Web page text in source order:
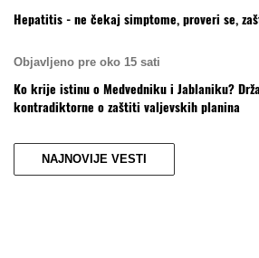
Hepatitis - ne čekaj simptome, proveri se,
Objavljeno pre oko 15 sati
Ko krije istinu o Medvedniku i Jablaniku?
kontradiktorne o zaštiti valjevskih planina
NAJNOVIJE VESTI